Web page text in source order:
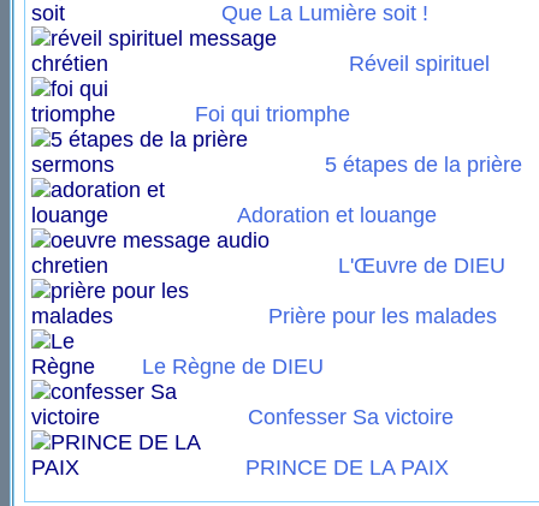
Que La Lumière soit !
Réveil spirituel
Foi qui triomphe
5 étapes de la prière
Adoration et louange
L'Œuvre de DIEU
Prière pour les malades
Le Règne de DIEU
Confesser Sa victoire
PRINCE DE LA PAIX